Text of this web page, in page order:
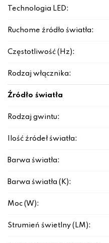
Technologia LED:
Ruchome źródło światła:
Częstotliwość (Hz):
Rodzaj włącznika:
Źródło światła
Rodzaj gwintu:
Ilość źródeł światła:
Barwa światła:
Barwa światła (K):
Moc (W):
Strumień świetlny (LM):